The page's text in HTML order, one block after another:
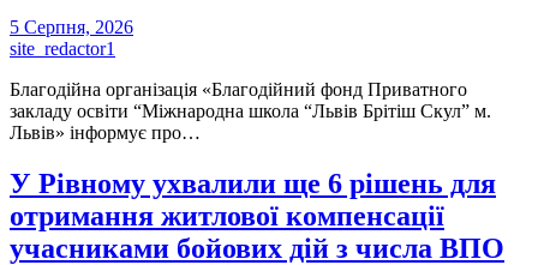
5 Серпня, 2026
site_redactor1
Благодійна організація «Благодійний фонд Приватного
закладу освіти “Міжнародна школа “Львів Брітіш Скул” м.
Львів» інформує про…
У Рівному ухвалили ще 6 рішень для
отримання житлової компенсації
учасниками бойових дій з числа ВПО